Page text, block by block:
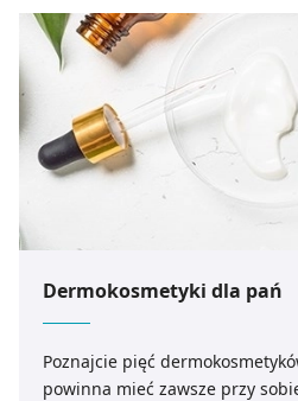
Dermokosmetyki dla pań
Poznajcie pięć
powinna mieć zawsze przy